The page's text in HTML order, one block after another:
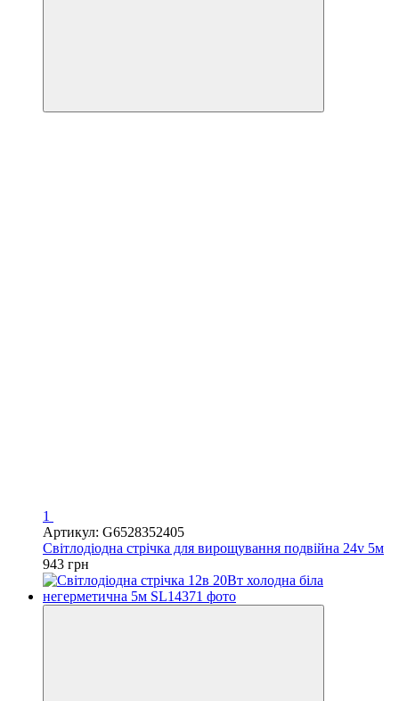
1
Артикул: G6528352405
Світлодіодна стрічка для вирощування подвійна 24v 5м
943 грн